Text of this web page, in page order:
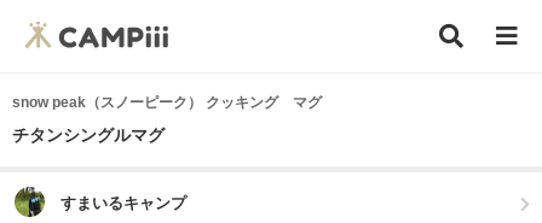
snow peak（スノーピーク） クッキング マグ
チタンシングルマグ
すまいるキャンプ